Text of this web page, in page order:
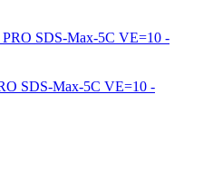
SDS-Max-5C VE=10 -